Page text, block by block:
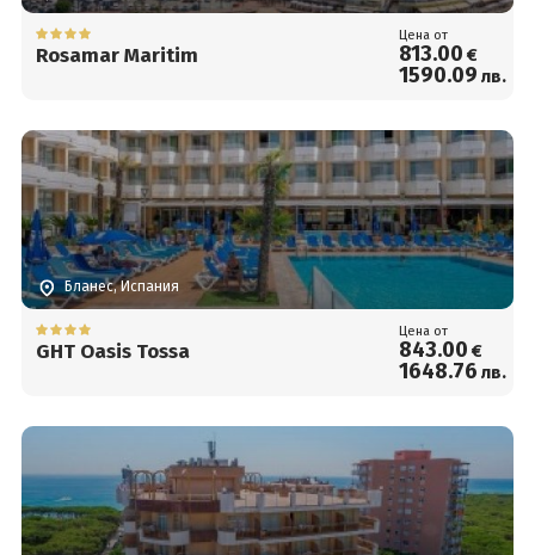
Rosamar Maritim
Цена от
813.00 €
1590.09 лв.
Бланес, Испания
GHT Oasis Tossa
Цена от
843.00 €
1648.76 лв.